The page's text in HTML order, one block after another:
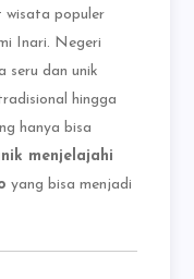
wisata populer
Inari. Negeri
seru dan unik
hingga
hanya bisa
menjelajahi
yang bisa menjadi